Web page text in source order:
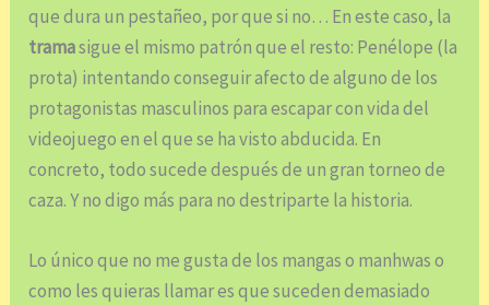
que dura un pestañeo, por que si no… En este caso, la
tramasigue el mismo patrón que el resto: Penélope (la
prota) intentando conseguir afecto de alguno de los
protagonistas masculinos para escapar con vida del
videojuego en el que se ha visto abducida. En
concreto, todo sucede después de un gran torneo de
caza. Y no digo más para no destriparte la historia.
Lo único que no me gusta de los mangas o manhwas o
como les quieras llamar es que suceden demasiado